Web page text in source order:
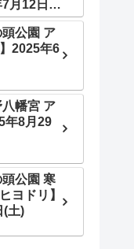
月12日
頭公園 ア
2025年6
幡宮 ア
年8月29
頭公園 寒
ヨドリ】
(土)